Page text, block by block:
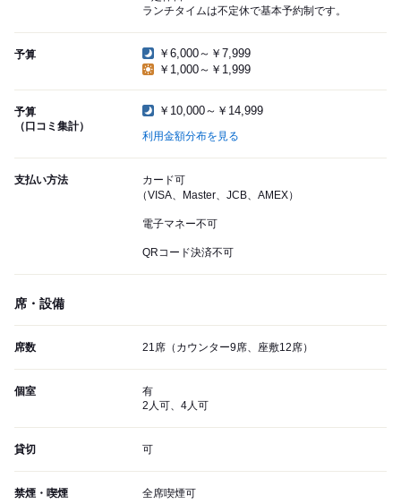
ランチタイムは不定休で基本予約制です。
予算
￥6,000～￥7,999
￥1,000～￥1,999
予算
（口コミ集計）
￥10,000～￥14,999
利用金額分布を見る
支払い方法
カード可
（VISA、Master、JCB、AMEX）
電子マネー不可
QRコード決済不可
席・設備
席数 21席（カウンター9席、座敷12席）
個室
有
2人可、4人可
貸切 可
禁煙・喫煙
全席喫煙可